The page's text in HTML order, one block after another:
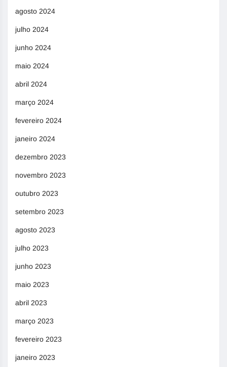
agosto 2024
julho 2024
junho 2024
maio 2024
abril 2024
março 2024
fevereiro 2024
janeiro 2024
dezembro 2023
novembro 2023
outubro 2023
setembro 2023
agosto 2023
julho 2023
junho 2023
maio 2023
abril 2023
março 2023
fevereiro 2023
janeiro 2023